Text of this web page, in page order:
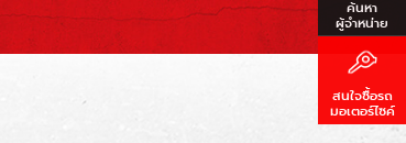
ค้นหา
ผู้จำหน่าย
สนใจซื้อรถ
มอเตอร์ไซค์